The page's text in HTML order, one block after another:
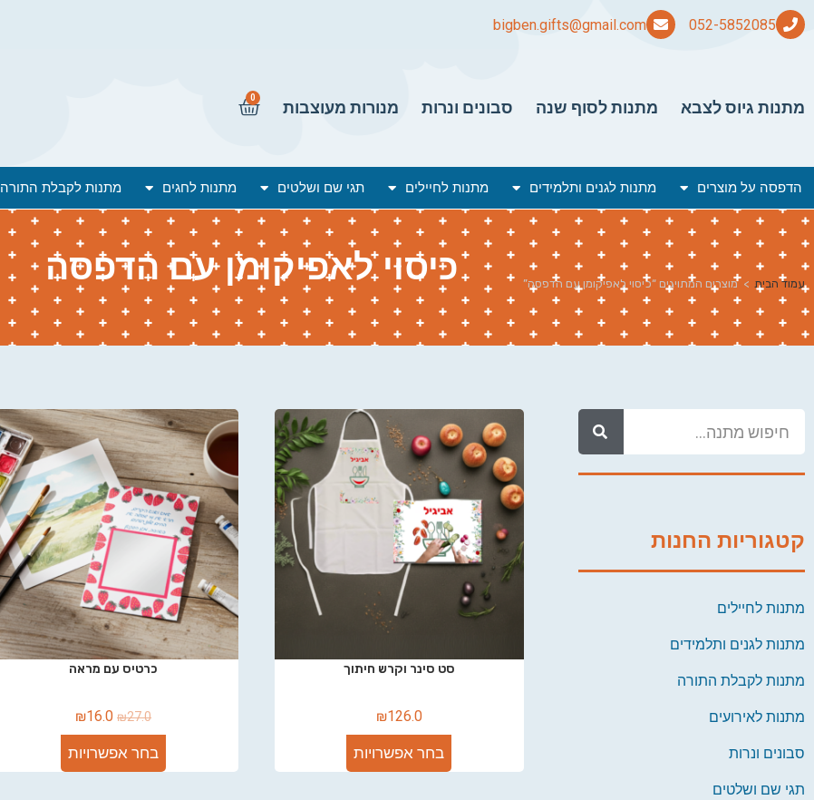
bigben.gifts@gmail.com
מתנות גיוס לצבא מתנות לסוף שנה סבונים ונרות מנורות מעוצבות
0
הדפסה על מוצרים מתנות לגנים ותלמידים מתנות לחיילים תגי שם ושלטים מתנות לחגים מתנות לקבלת התורה
כיסוי לאפיקומן עם הדפסה עמוד הבית > מוצרים המתויגים “כיסוי לאפיקומן עם הדפסה”
קטגוריות החנות
מתנות לחיילים
מתנות לגנים ותלמידים
מתנות לקבלת התורה
מתנות לאירועים
סבונים ונרות
תגי שם ושלטים
סט סינר וקרש חיתוך
₪126.0
בחר אפשרויות
כרטיס עם מראה
₪27.0
₪16.0
בחר אפשרויות